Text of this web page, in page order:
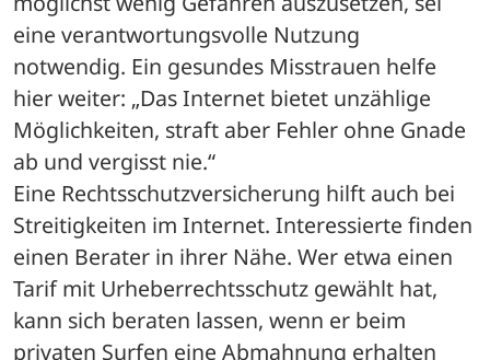
eine verantwortungsvolle Nutzung
notwendig. Ein gesundes Misstrauen helfe
hier weiter: „Das Internet bietet unzählige
Möglichkeiten, straft aber Fehler ohne Gnade
ab und vergisst nie.“
Eine Rechtsschutzversicherung hilft auch bei
Streitigkeiten im Internet. Interessierte finden
einen Berater in ihrer Nähe. Wer etwa einen
Tarif mit Urheberrechtsschutz gewählt hat,
kann sich beraten lassen, wenn er beim
privaten Surfen eine Abmahnung erhalten